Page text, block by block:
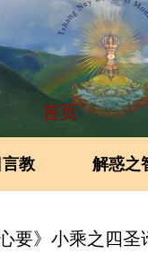
首页
教 解惑之
要》小乘之四圣